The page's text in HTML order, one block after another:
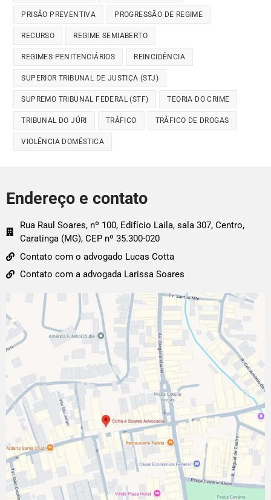
PRISÃO PREVENTIVA PROGRESSÃO DE REGIME
RECURSO REGIME SEMIABERTO
REGIMES PENITENCIÁRIOS REINCIDÊNCIA
SUPERIOR TRIBUNAL DE JUSTIÇA (STJ)
SUPREMO TRIBUNAL FEDERAL (STF) TEORIA DO CRIME
TRIBUNAL DO JÚRI TRÁFICO TRÁFICO DE DROGAS
VIOLÊNCIA DOMÉSTICA
Endereço e contato
Rua Raul Soares, nº 100, Edifício Laila, sala 307, Centro,
Caratinga (MG), CEP nº 35.300-020
Contato com o advogado Lucas Cotta
Contato com a advogada Larissa Soares